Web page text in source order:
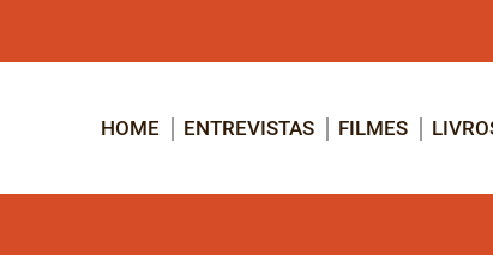
HOME ENTREVISTAS FILMES